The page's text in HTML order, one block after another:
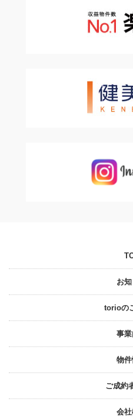
お
torioの
事
物
ご成約
会